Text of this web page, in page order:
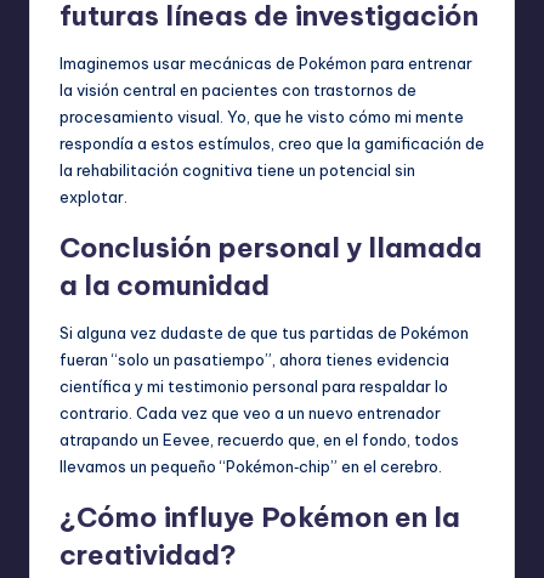
futuras líneas de investigación
Imaginemos usar mecánicas de Pokémon para entrenar
la visión central en pacientes con trastornos de
procesamiento visual. Yo, que he visto cómo mi mente
respondía a estos estímulos, creo que la gamificación de
la rehabilitación cognitiva tiene un potencial sin
explotar.
Conclusión personal y llamada
a la comunidad
Si alguna vez dudaste de que tus partidas de Pokémon
fueran “solo un pasatiempo”, ahora tienes evidencia
científica y mi testimonio personal para respaldar lo
contrario. Cada vez que veo a un nuevo entrenador
atrapando un Eevee, recuerdo que, en el fondo, todos
llevamos un pequeño “Pokémon‑chip” en el cerebro.
¿Cómo influye Pokémon en la
creatividad?